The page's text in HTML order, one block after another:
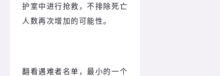
护室中进行抢救，不排除死亡
人数再次增加的可能性。
翻看遇难者名单，最小的一个